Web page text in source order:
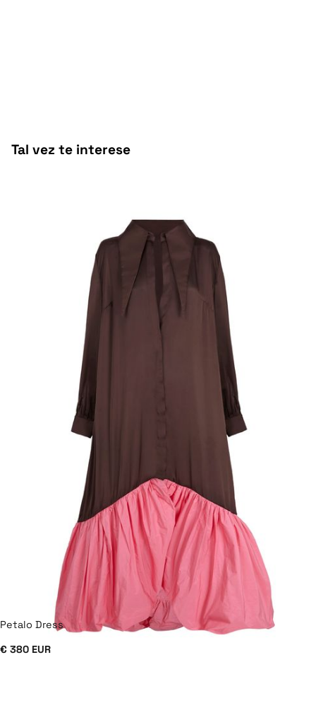
Tal vez te interese
Petalo Dress
€ 380 EUR